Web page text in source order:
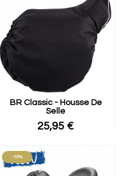
BR Classic - Housse De
Selle
25,95 €
-10%